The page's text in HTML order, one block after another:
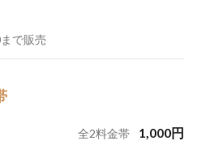
で販売
全2料金帯 1,000円